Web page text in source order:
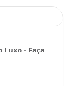
Luxo - Faça